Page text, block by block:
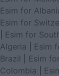
Esim for
Esim for
Esim for
Algeria
Esim
Brazil
Esim
Colombia